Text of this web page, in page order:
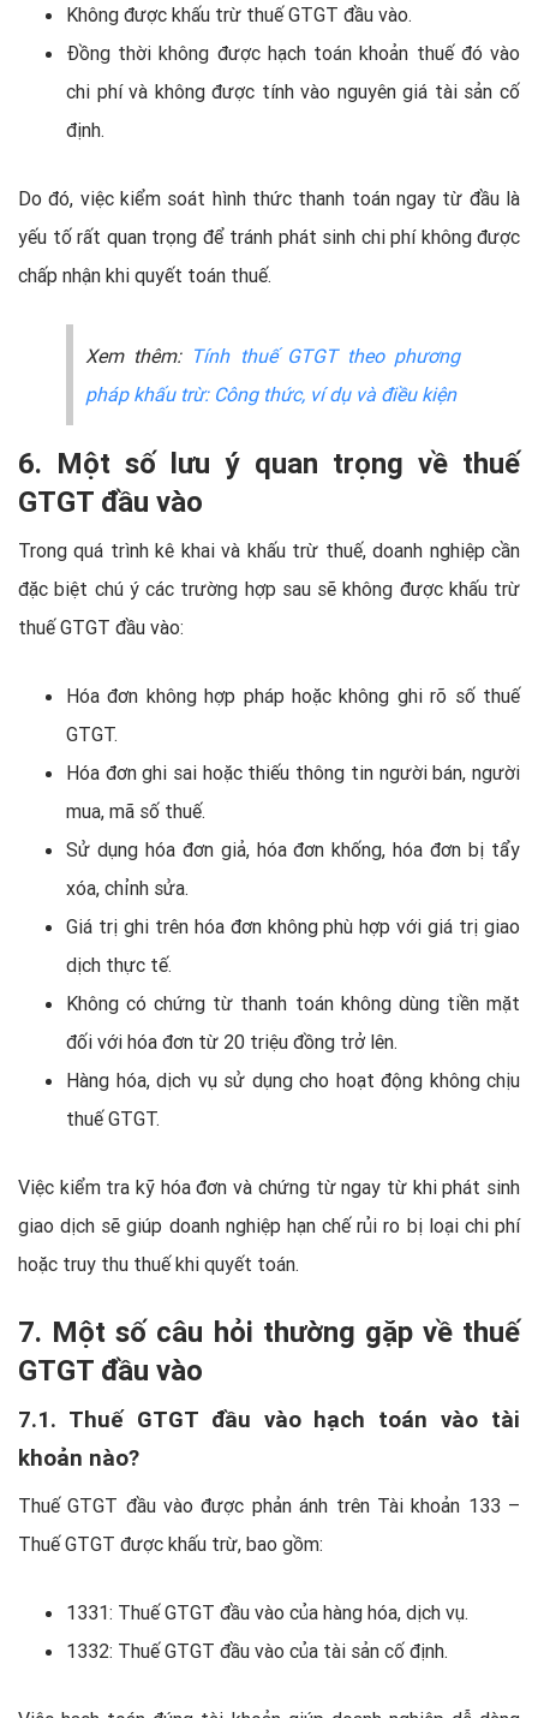
Không được khấu trừ thuế GTGT đầu vào.
Đồng thời không được hạch toán khoản thuế đó vào
chi phí và không được tính vào nguyên giá tài sản cố
định.
Do đó, việc kiểm soát hình thức thanh toán ngay từ đầu là
yếu tố rất quan trọng để tránh phát sinh chi phí không được
chấp nhận khi quyết toán thuế.
Xem thêm: Tính thuế GTGT theo phương
pháp khấu trừ: Công thức, ví dụ và điều kiện
6. Một số lưu ý quan trọng về thuế
GTGT đầu vào
Trong quá trình kê khai và khấu trừ thuế, doanh nghiệp cần
đặc biệt chú ý các trường hợp sau sẽ không được khấu trừ
thuế GTGT đầu vào:
Hóa đơn không hợp pháp hoặc không ghi rõ số thuế
GTGT.
Hóa đơn ghi sai hoặc thiếu thông tin người bán, người
mua, mã số thuế.
Sử dụng hóa đơn giả, hóa đơn khống, hóa đơn bị tẩy
xóa, chỉnh sửa.
Giá trị ghi trên hóa đơn không phù hợp với giá trị giao
dịch thực tế.
Không có chứng từ thanh toán không dùng tiền mặt
đối với hóa đơn từ 20 triệu đồng trở lên.
Hàng hóa, dịch vụ sử dụng cho hoạt động không chịu
thuế GTGT.
Việc kiểm tra kỹ hóa đơn và chứng từ ngay từ khi phát sinh
giao dịch sẽ giúp doanh nghiệp hạn chế rủi ro bị loại chi phí
hoặc truy thu thuế khi quyết toán.
7. Một số câu hỏi thường gặp về thuế
GTGT đầu vào
7.1. Thuế GTGT đầu vào hạch toán vào tài
khoản nào?
Thuế GTGT đầu vào được phản ánh trên Tài khoản 133 –
Thuế GTGT được khấu trừ, bao gồm:
1331: Thuế GTGT đầu vào của hàng hóa, dịch vụ.
1332: Thuế GTGT đầu vào của tài sản cố định.